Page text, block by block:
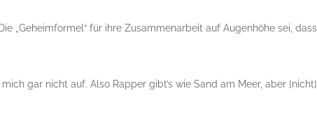
„Geheimformel“ für ihre Zusammenarbeit auf Augenhöhe sei, dass
gar nicht auf. Also Rapper gibt’s wie Sand am Meer, aber